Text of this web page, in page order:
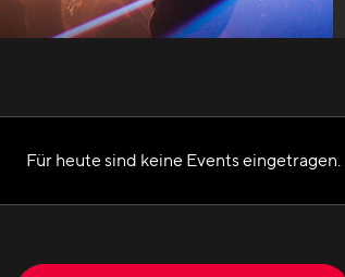
Für heute sind keine Events eingetragen.